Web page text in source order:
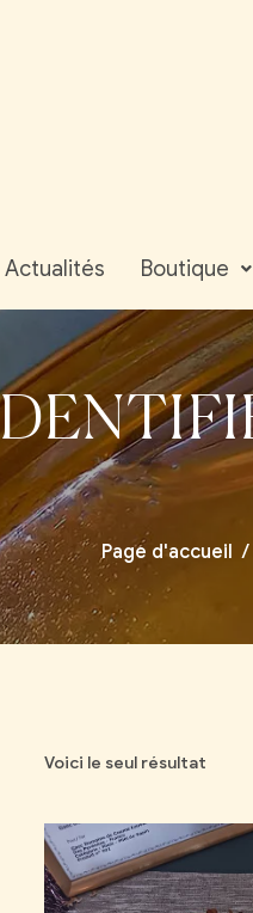
Actualités Boutique
Page d'accueil /
Voici le seul résultat